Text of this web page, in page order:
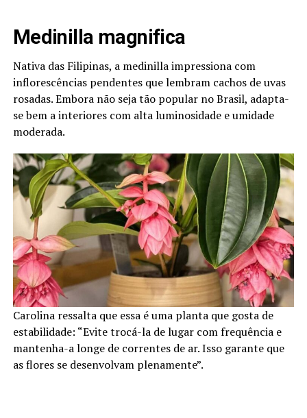
Medinilla magnifica
Nativa das Filipinas, a medinilla impressiona com
inflorescências pendentes que lembram cachos de uvas
rosadas. Embora não seja tão popular no Brasil, adapta-
se bem a interiores com alta luminosidade e umidade
moderada.
Carolina ressalta que essa é uma planta que gosta de
estabilidade: “Evite trocá-la de lugar com frequência e
mantenha-a longe de correntes de ar. Isso garante que
as flores se desenvolvam plenamente”.